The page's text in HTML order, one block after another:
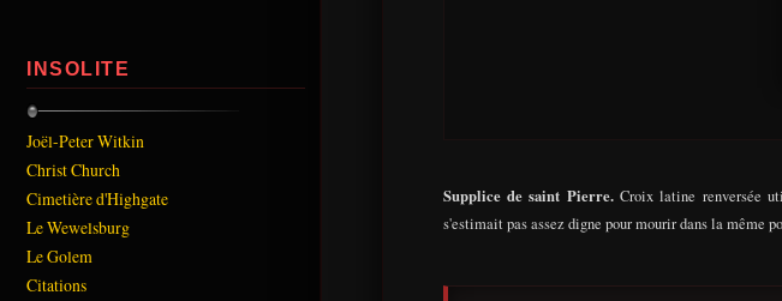
INSOLITE
Joël-Peter Witkin
Christ Church
Cimetière d'Highgate
Le Wewelsburg
Le Golem
Citations
Supplice de saint Pierre.Croix latine renversée
s'estimait pas assez digne pour mourir dans la même